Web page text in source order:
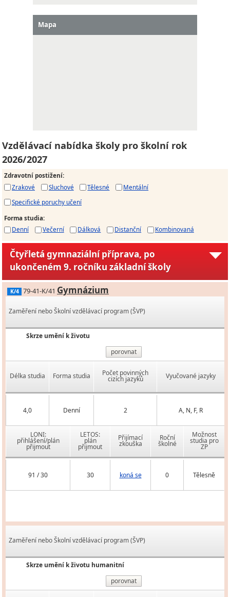
Mapa
Vzdělávací nabídka školy pro školní rok
2026/2027
Zdravotní postižení:
Zrakové
Sluchové Tělesné
Mentální
Specifické poruchy učení
Forma studia:
Denní
Večerní Dálková Distanční Kombinovaná
Čtyřletá gymnaziální příprava, po
ukončeném 9. ročníku základní školy
K/4 79-41-K/41 Gymnázium
Zaměření nebo Školní vzdělávací program (ŠVP)
Skrze umění k životu
porovnat
Délka studia Forma studia Počet povinných
cizích jazyků Vyučované jazyky
4,0 Denní 2 A, N, F, R
LONI:
přihlášení/plán
přijmout
LETOS:
plán
přijmout
Přijímací
zkouška
Roční
školné
Možnost
studia pro
ZP
91 / 30 30 koná se 0 Tělesně
Zaměření nebo Školní vzdělávací program (ŠVP)
Skrze umění k životu humanitní
porovnat